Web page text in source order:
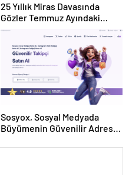
25 Yıllık Miras Davasında
Gözler Temmuz Ayındaki
Karar Duruşmasına Çevrildi
Sosyox, Sosyal Medyada
Büyümenin Güvenilir Adresi